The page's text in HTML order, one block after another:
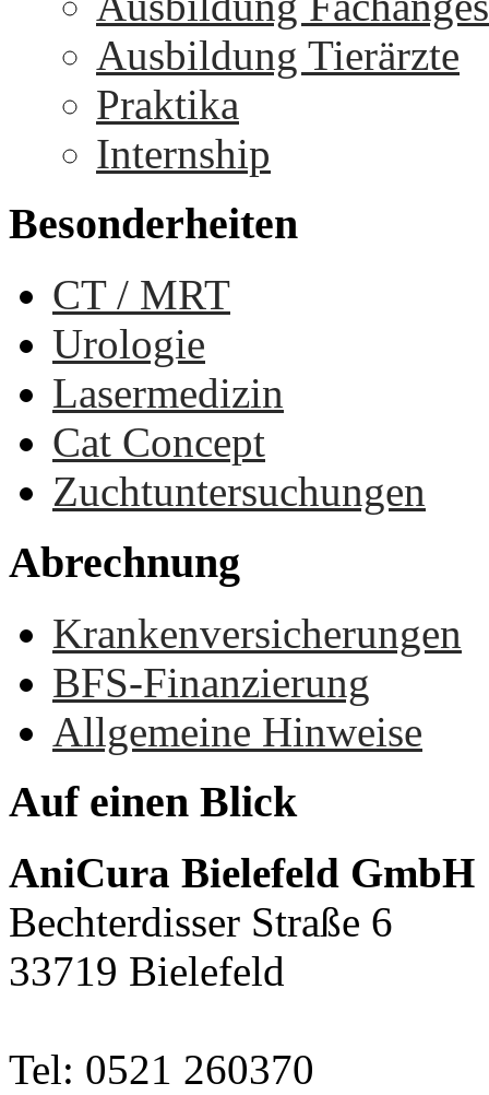
Ausbildung Tierärzte
Praktika
Internship
Besonderheiten
CT / MRT
Urologie
Lasermedizin
Cat Concept
Zuchtuntersuchungen
Abrechnung
Krankenversicherungen
BFS-Finanzierung
Allgemeine Hinweise
Auf einen Blick
AniCura Bielefeld GmbH
Bechterdisser Straße 6
33719 Bielefeld
Tel: 0521 260370